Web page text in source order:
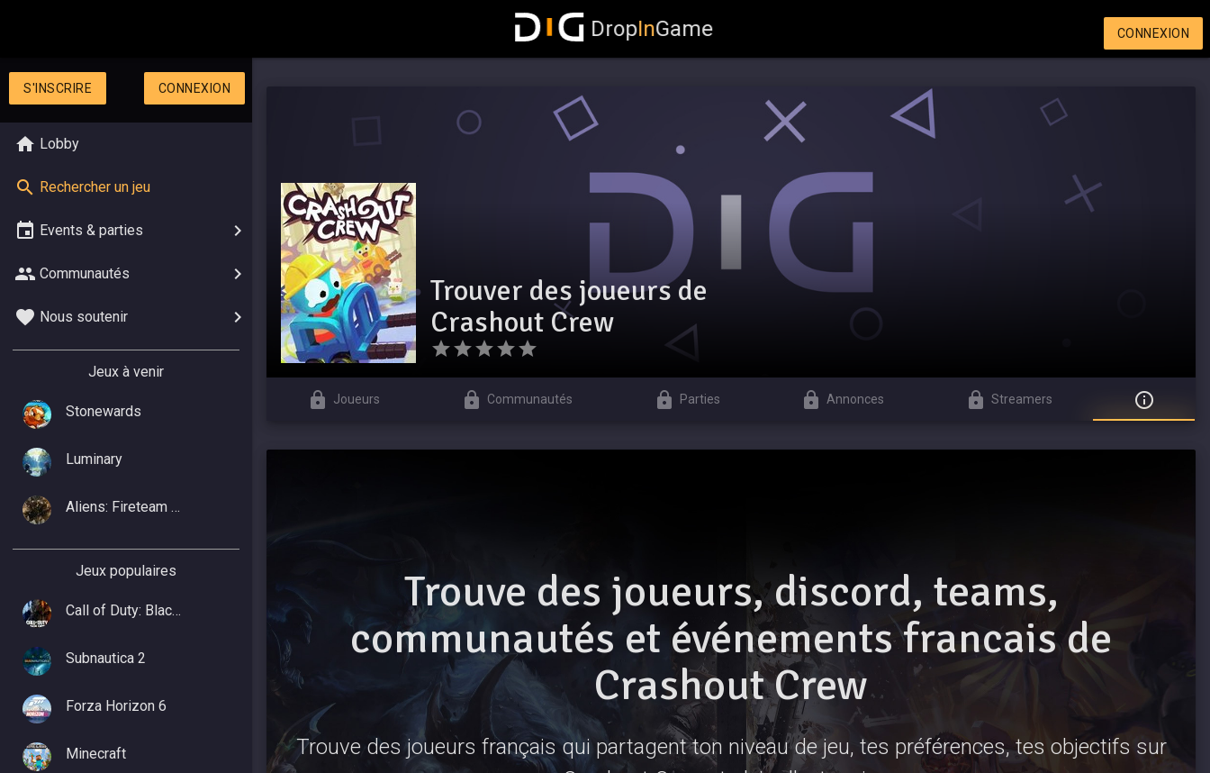
DropInGame CONNEXION
S'INSCRIRE CONNEXION
Lobby
Rechercher un jeu
Events & parties
Communautés
Nous soutenir
Jeux à venir
Stonewards
Luminary
Aliens: Fireteam Elite 2
Jeux populaires
Call of Duty: Black Ops 7
Subnautica 2
Forza Horizon 6
Minecraft
Trouver des joueurs de
Crashout Crew
Joueurs Communautés Parties Annonces Streamers
Trouve des joueurs, discord, teams,
communautés et événements francais de
Crashout Crew
Trouve des joueurs français qui partagent ton niveau de jeu, tes préférences, tes objectifs sur